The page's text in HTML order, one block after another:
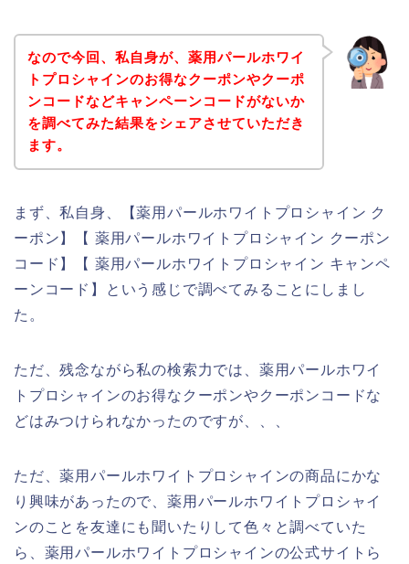
なので今回、私自身が、薬用パールホワイ
トプロシャインのお得なクーポンやクーポ
ンコードなどキャンペーンコードがないか
を調べてみた結果をシェアさせていただき
ます。
まず、私自身、【薬用パールホワイトプロシャイン ク
ーポン】【 薬用パールホワイトプロシャイン クーポン
コード】【 薬用パールホワイトプロシャイン キャンペ
ーンコード】という感じで調べてみることにしまし
た。
ただ、残念ながら私の検索力では、薬用パールホワイ
トプロシャインのお得なクーポンやクーポンコードな
どはみつけられなかったのですが、、、
ただ、薬用パールホワイトプロシャインの商品にかな
り興味があったので、薬用パールホワイトプロシャイ
ンのことを友達にも聞いたりして色々と調べていた
ら、薬用パールホワイトプロシャインの公式サイトら